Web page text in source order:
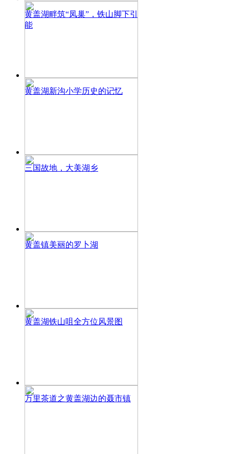
黄盖湖畔筑“凤巢”，铁山脚下引
能
黄盖湖新沟小学历史的记忆
三国故地，大美湖乡
黄盖镇美丽的罗卜湖
黄盖湖铁山咀全方位风景图
万里茶道之黄盖湖边的聂市镇